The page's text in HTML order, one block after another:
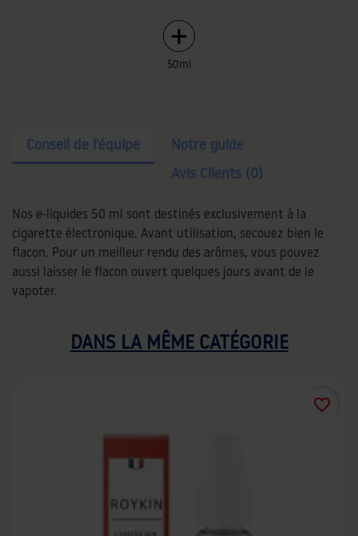
50ml
Conseil de l'équipe
Notre guide
Avis Clients (0)
Nos e-liquides 50 ml sont destinés exclusivement à la
cigarette électronique. Avant utilisation, secouez bien le
flacon. Pour un meilleur rendu des arômes, vous pouvez
aussi laisser le flacon ouvert quelques jours avant de le
vapoter.
DANS LA MÊME CATÉGORIE
favorite_border